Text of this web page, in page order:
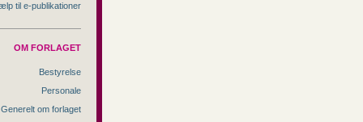
til e-publikationer
OM FORLAGET
Bestyrelse
Personale
Generelt om forlaget